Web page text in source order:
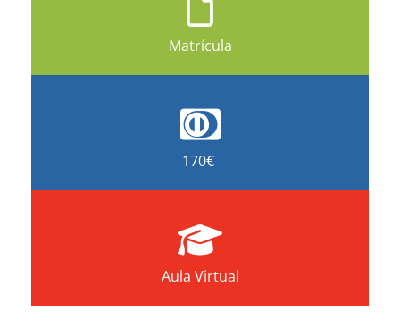
Matrícula
170€
Aula Virtual